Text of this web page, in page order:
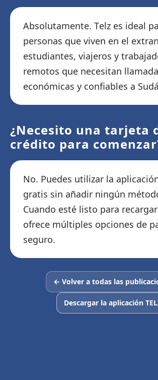
Absolutamente. Telz es ideal
personas que viven en el
estudiantes, viajeros y
remotos que necesitan
económicas y confiables a
¿Necesito una tarjeta
crédito para
No. Puedes utilizar la
gratis sin añadir ningún
Cuando esté listo para
ofrece múltiples opciones de
seguro.
← Volver a todas las
Descargar la aplicación